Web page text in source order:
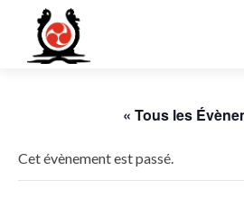
« Tous les
Cet évènement est passé.